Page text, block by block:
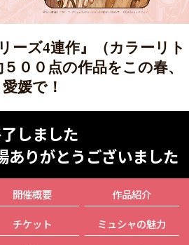
ーズ4連作』（カラーリト
００点の作品をこの春、
愛媛で！
しました
ありがとうございました
開催概要
作品紹介
チケット
ミュシャの魅力